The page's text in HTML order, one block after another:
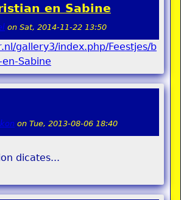
en Sabine
on Sat, 2014-11-22 13:50
gallery3/index.php/Feestjes/b
Sabine
on Tue, 2013-08-06 18:40
dicates...